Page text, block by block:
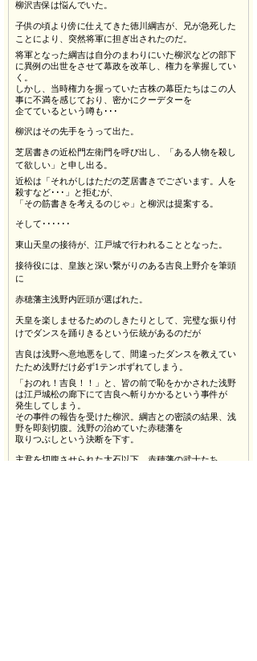
柳沢吉保は悩んでいた。
子供の頃より傍に仕えてきた徳川綱吉が、兄が急死した
ことにより、突然将軍に担ぎ出されたのだ。
将軍となった綱吉は自分のまわりにいた柳沢などの部下
に異例の出世をさせて幕政を改革し、権力を掌握してい
く。
しかし、当時権力を握っていた古株の幕臣たちはこの人
事に不満を感じており、密かにクーデターを
企てているという噂も･･･
柳沢はその先手をうって出た。
芝居書きの近松門左衛門を呼び出し、「ある人物を殺し
て欲しい」と申し出る。
近松は「それがしはただの芝居書きでございます。人を
殺すなど･･･」と拒むが、
「その筋書きを考えるのじゃ」と柳沢は提案する。
そして･･････
東山天皇の接待が、江戸城で行われることとなった。
接待役には、皇族と深い繋がりのある吉良上野介を筆頭
に
赤穂藩主浅野内匠頭が選ばれた。
天皇を楽しませるためのしきたりとして、完璧な振り付
けでダンスを踊りきるという伝統があるのだが
吉良は浅野へ意地悪をして、間違ったダンスを教えてい
たため浅野だけ必ず1テンポずれてしまう。
「おのれ！吉良！！」と、皆の前で恥をかかされた浅野
は江戸城松の廊下にて吉良へ斬りかかるという事件が
発生してしまう。
その事件の報告を受けた柳沢。綱吉との密談の結果、浅
野を即刻切腹。浅野の治めていた赤穂藩を
取りつぶしという決断を下す。
主君を切腹させられた大石以下、赤穂藩の武士たち